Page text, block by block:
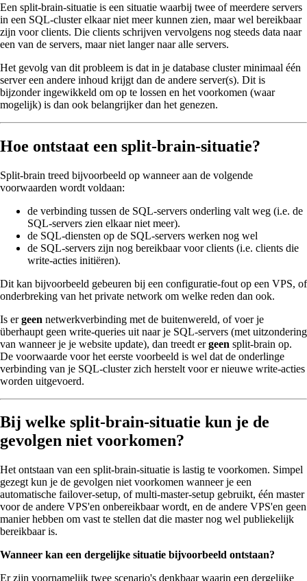
Een split-brain-situatie is een situatie waarbij twee of meerdere servers
in een SQL-cluster elkaar niet meer kunnen zien, maar wel bereikbaar
zijn voor clients. Die clients schrijven vervolgens nog steeds data naar
een van de servers, maar niet langer naar alle servers.
Het gevolg van dit probleem is dat in je database cluster minimaal één
server een andere inhoud krijgt dan de andere server(s). Dit is
bijzonder ingewikkeld om op te lossen en het voorkomen (waar
mogelijk) is dan ook belangrijker dan het genezen.
Hoe ontstaat een split-brain-situatie?
Split-brain treed bijvoorbeeld op wanneer aan de volgende
voorwaarden wordt voldaan:
de verbinding tussen de SQL-servers onderling valt weg (i.e. de
SQL-servers zien elkaar niet meer).
de SQL-diensten op de SQL-servers werken nog wel
de SQL-servers zijn nog bereikbaar voor clients (i.e. clients die
write-acties initiëren).
Dit kan bijvoorbeeld gebeuren bij een configuratie-fout op een VPS, of
onderbreking van het private network om welke reden dan ook.
Is ergeen netwerkverbinding met de buitenwereld, of voer je
überhaupt geen write-queries uit naar je SQL-servers (met uitzondering
van wanneer je je website update), dan treedt ergeen split-brain op.
De voorwaarde voor het eerste voorbeeld is wel dat de onderlinge
verbinding van je SQL-cluster zich herstelt voor er nieuwe write-acties
worden uitgevoerd.
Bij welke split-brain-situatie kun je de
gevolgen niet voorkomen?
Het ontstaan van een split-brain-situatie is lastig te voorkomen. Simpel
gezegt kun je de gevolgen niet voorkomen wanneer je een
automatische failover-setup, of multi-master-setup gebruikt, één master
voor de andere VPS'en onbereikbaar wordt, en de andere VPS'en geen
manier hebben om vast te stellen dat die master nog wel publiekelijk
bereikbaar is.
Wanneer kan een dergelijke situatie bijvoorbeeld ontstaan?
Er zijn voornamelijk twee scenario's denkbaar waarin een dergelijke